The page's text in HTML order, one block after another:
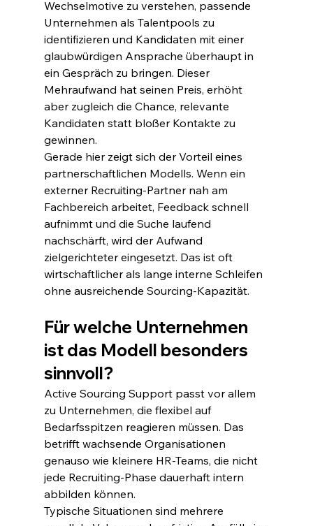
Wechselmotive zu verstehen, passende
Unternehmen als Talentpools zu
identifizieren und Kandidaten mit einer
glaubwürdigen Ansprache überhaupt in
ein Gespräch zu bringen. Dieser
Mehraufwand hat seinen Preis, erhöht
aber zugleich die Chance, relevante
Kandidaten statt bloßer Kontakte zu
gewinnen.
Gerade hier zeigt sich der Vorteil eines
partnerschaftlichen Modells. Wenn ein
externer Recruiting-Partner nah am
Fachbereich arbeitet, Feedback schnell
aufnimmt und die Suche laufend
nachschärft, wird der Aufwand
zielgerichteter eingesetzt. Das ist oft
wirtschaftlicher als lange interne Schleifen
ohne ausreichende Sourcing-Kapazität.
Für welche Unternehmen
ist das Modell besonders
sinnvoll?
Active Sourcing Support passt vor allem
zu Unternehmen, die flexibel auf
Bedarfsspitzen reagieren müssen. Das
betrifft wachsende Organisationen
genauso wie kleinere HR-Teams, die nicht
jede Recruiting-Phase dauerhaft intern
abbilden können.
Typische Situationen sind mehrere